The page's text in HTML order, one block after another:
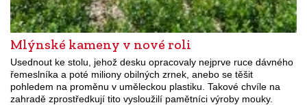
Mlýnské kameny v nové roli
Usednout ke stolu, jehož desku opracovaly nejprve ruce dávného
řemeslníka a poté miliony obilných zrnek, anebo se těšit
pohledem na proměnu v uměleckou plastiku. Takové chvíle na
zahradě zprostředkují tito vysloužilí pamětníci výroby mouky.